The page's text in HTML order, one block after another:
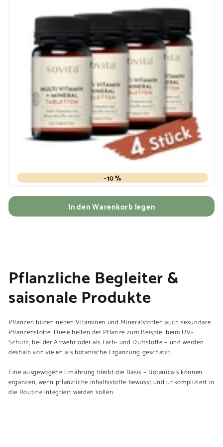
–10 %
In den Warenkorb legen
Pflanzliche Begleiter &
saisonale Produkte
Pflanzen bilden neben Vitaminen und Mineralstoffen auch sekundäre
Pflanzenstoffe. Diese helfen der Pflanze zum Beispiel beim UV-
Schutz, bei der Abwehr oder als Farb- und Duftstoffe – und werden
deshalb von vielen als botanische Ergänzung geschätzt.
Eine ausgewogene Ernährung bleibt die Basis – Botanicals können
ergänzen, wenn pflanzliche Inhaltsstoffe bewusst und unkompliziert in
die Routine integriert werden sollen.